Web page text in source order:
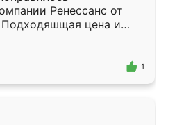
Ренессанс от
цена и
Приехавший
Владислав
эскизу самый
1